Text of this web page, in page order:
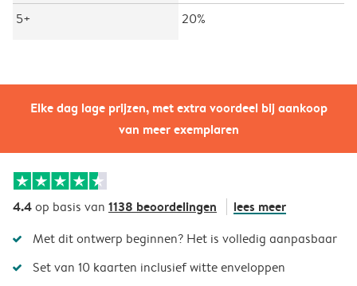
Elke dag lage prijzen, met extra voordeel bij aankoop
van meer exemplaren
5+
20%
4.4op basis van 1138 beoordelingen lees meer
Met dit ontwerp beginnen? Het is volledig aanpasbaar
Set van 10 kaarten inclusief witte enveloppen